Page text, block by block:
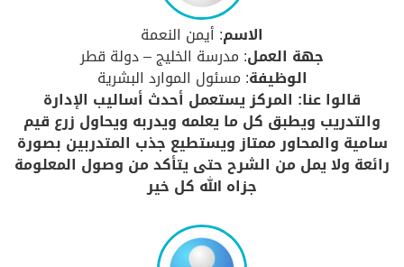
الاسم: أيمن النعمة
جهة العمل: مدرسة الخليج – دولة قطر
الوظيفة: مسئول الموارد البشرية
قالوا عنا: المركز يستعمل أحدث أساليب الإدارة
والتدريب ويطبق كل ما يعلمه ويدربه ويحاول زرع قيم
سامية والمحاور ممتاز ويستطيع جذب المتدربين بصورة
رائعة ولا يمل من الشرح حتى يتأكد من وصول المعلومة
جزاه الله كل خير